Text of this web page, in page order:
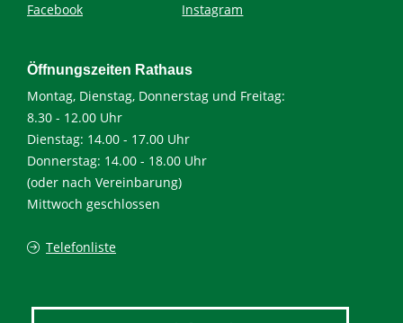
Facebook
Instagram
Öffnungszeiten Rathaus
Montag, Dienstag, Donnerstag und Freitag:
8.30 - 12.00 Uhr
Dienstag: 14.00 - 17.00 Uhr
Donnerstag: 14.00 - 18.00 Uhr
(oder nach Vereinbarung)
Mittwoch geschlossen
Telefonliste